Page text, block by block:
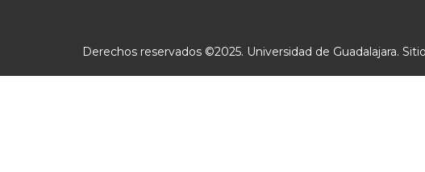
Derechos reservados ©2025. Universidad de Guadalajara.